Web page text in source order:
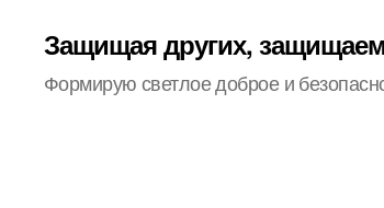
Защищая других,
Формирую светлое доброе и